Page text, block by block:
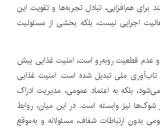
هم‌افزایی، تبادل تجربه‌ها و تقویت این
اجرایی نیست، بلکه بخشی از مسئولیت
عدم قطعیت روبه‌رو است، امنیت غذایی بیش
تاب‌آوری ملی تبدیل شده است. امنیت غذایی
بلکه به اعتماد عمومی، مدیریت ادراک
شوک‌ها نیز وابسته است. در این میان، روابط
بدون ارتباطات شفاف، مسئولانه و به‌موقع